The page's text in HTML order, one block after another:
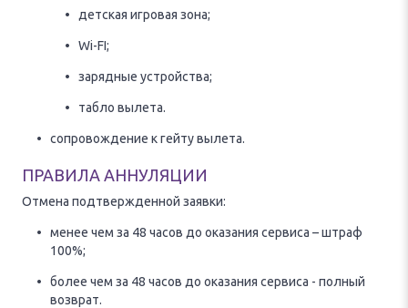
детская игровая зона;
Wi-FI;
зарядные устройства;
табло вылета.
сопровождение к гейту вылета.
ПРАВИЛА АННУЛЯЦИИ
Отмена подтвержденной заявки:
менее чем за 48 часов до оказания сервиса – штраф
100%;
более чем за 48 часов до оказания сервиса - полный
возврат.